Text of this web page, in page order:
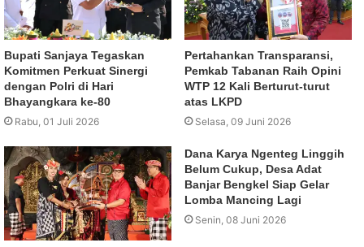
Bupati Sanjaya Tegaskan
Komitmen Perkuat Sinergi
dengan Polri di Hari
Bhayangkara ke-80
Rabu, 01 Juli 2026
Pertahankan Transparansi,
Pemkab Tabanan Raih Opini
WTP 12 Kali Berturut-turut
atas LKPD
Selasa, 09 Juni 2026
Dana Karya Ngenteg Linggih
Belum Cukup, Desa Adat
Banjar Bengkel Siap Gelar
Lomba Mancing Lagi
Senin, 08 Juni 2026